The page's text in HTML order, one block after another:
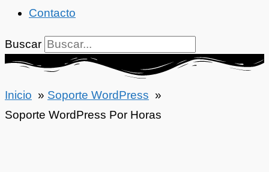
Contacto
Buscar
Inicio
Soporte WordPress
Soporte WordPress Por Horas